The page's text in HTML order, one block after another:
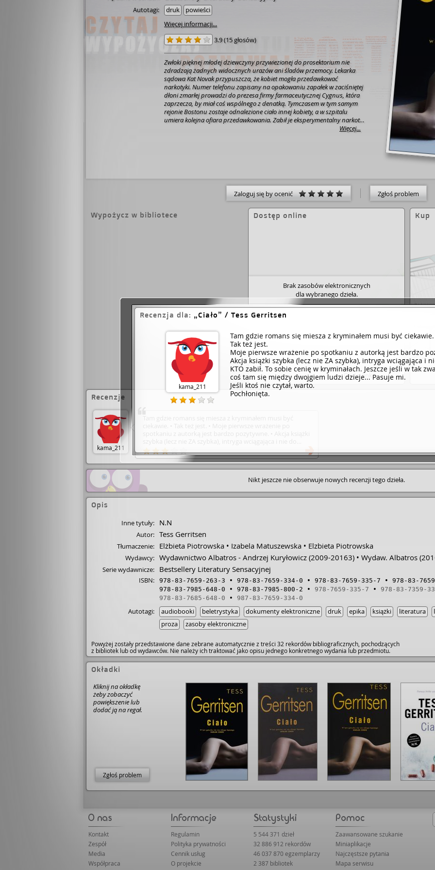
Autotagi: druk
powieści
Więcej informacji...
3.9(15 głosów)
Zwłoki pięknej młodej dziewczyny przywiezionej do prosektorium nie
zdradzają żadnych widocznych urazów ani śladów przemocy. Lekarka
sądowa Kat Novak przypuszcza, że kobiet mogła przedawkować
narkotyki. Numer telefonu zapisany na opakowaniu zapałek w zaciśniętej
dłoni zmarłej prowadzi do prezesa firmy farmaceutycznej Cygnus, która
zaprzecza, by miał coś wspólnego z denatką. Tymczasem w tym samym
rejonie Bostonu zostaje odnalezione ciało innej kobiety, a w szpitalu
umiera kolejna ofiara przedawkowania. Zabił je eksperymentalny narkotyk
wytwarzany przez Cygnus? Kat nabiera przekonania, iż tajemniczeWięcej...
Zaloguj się by ocenić Zgłoś problem
Wypożycz w bibliotece Dostęp online
Brak zasobów elektronicznych
dla wybranego dzieła.
Dodaj link
Kup
Recenzje
kama_211
końca wiadomo KTO zabił. To sobie cenię w kryminałach.
Jeszcze jeśli w tak zwanym międzyczasie coś tam się między
dwojgiem ludzi dzieje... Pasuje mi. • Jeśli ktoś nie czytał,
warto. • Pochłonięta.
Nikt jeszcze nie obserwuje nowych recenzji tego dzieła.
Opis
Inne tytuły: N.N
Autor: Tess Gerritsen
Tłumaczenie: Elżbieta Piotrowska Izabela Matuszewska Elzbieta Piotrowska
Wydawcy: Wydawnictwo Albatros - Andrzej Kuryłowicz (2009-20163) Wydaw. Albatros
Serie wydawnicze: Bestsellery Literatury Sensacyjnej
ISBN: 978-83-7659-263-3 978-83-7659-334-0 978-83-7659-335-7
978-83-
978-83-7985-648-0
978-83-7985-800-2 978-7659-335-7
978-83-7359-
978-83-7685-648-0
987-83-7659-334-0
Autotagi: audiobooki beletrystyka dokumenty elektroniczne druk epika książki literatura
proza
zasoby elektroniczne
Powyżej zostały przedstawione dane zebrane automatycznie z treści 32 rekordów bibliograficznych, pochodzących
z bibliotek lub od wydawców. Nie należy ich traktować jako opisu jednego konkretnego wydania lub przedmiotu.
Okładki
Kliknij na okładkę
żeby zobaczyć
powiększenie lub
dodać ją na regał.
Zgłoś problem
Kontakt
Zespół
Media
Współpraca
Regulamin
Polityka prywatności
Cennik usług
O projekcie
5 544 371 dzieł
32 886 912 rekordów
46 037 870 egzemplarzy
2 387 bibliotek
Zaawansowane szukanie
Miniaplikacje
Najczęstsze pytania
Mapa serwisu
Recenzja dla: Ciało / Tess Gerritsen
kama_211
Tam gdzie romans się miesza z kryminałem musi być ciekawie.
Tak też jest.
Moje pierwsze wrażenie po spotkaniu z autorką jest bardzo
Akcja książki szybka (lecz nie ZA szybka), intryga wciągająca i
KTO zabił. To sobie cenię w kryminałach. Jeszcze jeśli w tak
coś tam się między dwojgiem ludzi dzieje... Pasuje mi.
Jeśli ktoś nie czytał, warto.
Pochłonięta.